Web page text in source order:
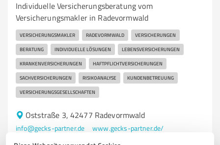
Individuelle Versicherungsberatung vom
Versicherungsmakler in Radevormwald
VERSICHERUNGSMAKLER RADEVORMWALD VERSICHERUNGEN
BERATUNG INDIVIDUELLE LÖSUNGEN LEBENSVERSICHERUNGEN
KRANKENVERSICHERUNGEN HAFTPFLICHTVERSICHERUNGEN
SACHVERSICHERUNGEN RISIKOANALYSE KUNDENBETREUUNG
VERSICHERUNGSGESELLSCHAFTEN
Oststraße 3, 42477 Radevormwald
info@gecks-partner.de www.gecks-partner.de/